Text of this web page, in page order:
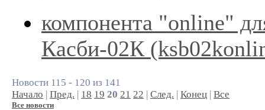
компонента "online"
Касби-02К
Новости 115 - 120 из 141
Начало | Пред. | 18 19 20 21 22 | След. | Конец | Все
Все новости